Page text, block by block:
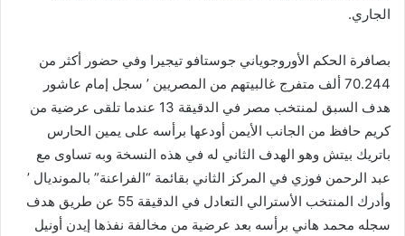
الجاري.
بصافرة الحكم الأوروجوياني جوستافو تيجيرا وفي حضور أكثر من
70.244 ألف متفرج غالبيتهم من المصريين ’ سجل إمام عاشور
هدف السبق لمنتخب مصر في الدقيقة 13 عندما تلقى عرضية من
كريم حافظ من الجانب الأيمن أودعها برأسه على يمين الحارس
باتريك بيتش وهو الهدف الثاني له في هذه النسخة وبه تساوى مع
عبد الرحمن فوزي في المركز الثاني بقائمة “الفراعنة” بالمونديال ’
وأدرك المنتخب الأسترالي التعادل في الدقيقة 55 عن طريق هدف
سجله محمد هاني برأسه بعد عرضية من مخالفة نفذها إيدن أونيل